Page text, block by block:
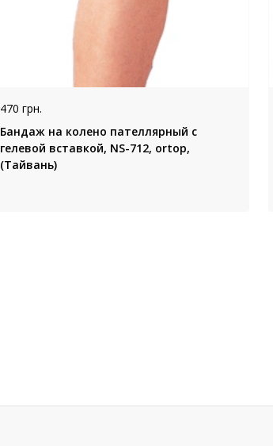
470 грн.
Бандаж на колено пателлярный с
гелевой вставкой, NS-712, ortop,
(Тайвань)